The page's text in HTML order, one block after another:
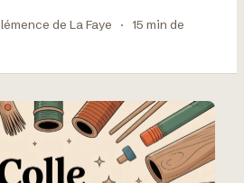
de La Faye · 15 min de